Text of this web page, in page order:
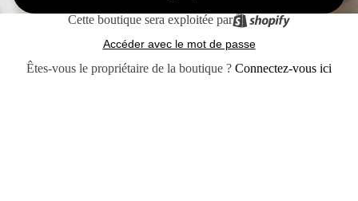
Cette boutique sera exploitée par
Accéder avec le mot de passe
Êtes-vous le propriétaire de la boutique ? Connectez-vous ici